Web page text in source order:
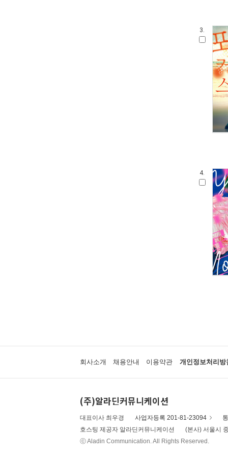
3.
4.
회사소개 채용안내 이용약관 개인정보처리방
(주)알라딘커뮤니케이션
대표이사 최우경 사업자등록 201-81-23094
호스팅 제공자 알라딘커뮤니케이션
(본사) 서울시
ⓒ Aladin Communication. All Rights Reserved.